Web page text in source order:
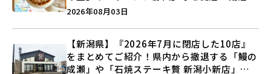
注目記事をランキングでご紹介♪
2026年08月03日
【新潟県】『2026年7月に閉店した10店』
をまとめてご紹介！県内から撤退する「鰻の
成瀬」や「石焼ステーキ贅 新潟小新店」が